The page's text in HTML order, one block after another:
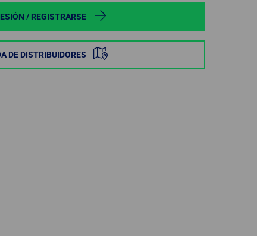
SPAIN
SWEDEN
/ REGISTRARSE
DE DISTRIBUIDORES